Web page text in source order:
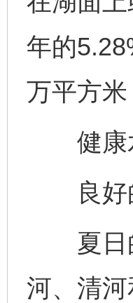
年的
万平方
健康水
良好的
夏日的
河、清